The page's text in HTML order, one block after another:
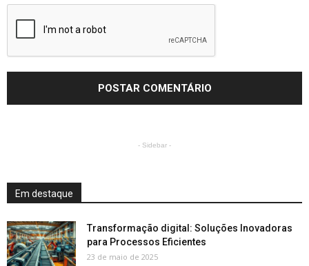
- Sidebar -
Em destaque
Transformação digital: Soluções Inovadoras
para Processos Eficientes
23 de maio de 2025